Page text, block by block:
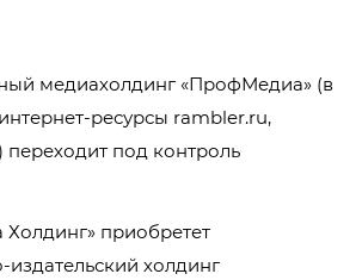
медиахолдинг «ПрофМедиа» (в
ресурсы rambler.ru,
переходит под контроль
приобретет
холдинг